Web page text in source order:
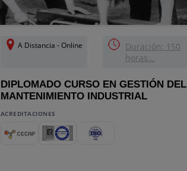
A Distancia - Online
Duración: 150
horas...
DIPLOMADO CURSO EN GESTIÓN DEL
MANTENIMIENTO INDUSTRIAL
ACREDITACIONES